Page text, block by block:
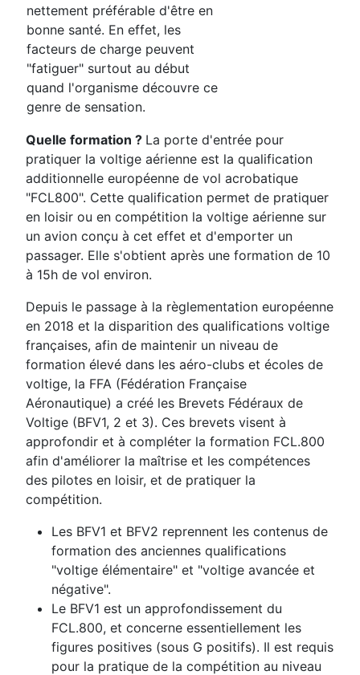
nettement préférable d'être en
bonne santé. En effet, les
facteurs de charge peuvent
"fatiguer" surtout au début
quand l'organisme découvre ce
genre de sensation.
Quelle formation ? La porte d'entrée pour
pratiquer la voltige aérienne est la qualification
additionnelle européenne de vol acrobatique
"FCL800". Cette qualification permet de pratiquer
en loisir ou en compétition la voltige aérienne sur
un avion conçu à cet effet et d'emporter un
passager. Elle s'obtient après une formation de 10
à 15h de vol environ.
Depuis le passage à la règlementation européenne
en 2018 et la disparition des qualifications voltige
françaises, afin de maintenir un niveau de
formation élevé dans les aéro-clubs et écoles de
voltige, la FFA (Fédération Française
Aéronautique) a créé les Brevets Fédéraux de
Voltige (BFV1, 2 et 3). Ces brevets visent à
approfondir et à compléter la formation FCL.800
afin d'améliorer la maîtrise et les compétences
des pilotes en loisir, et de pratiquer la
compétition.
Les BFV1 et BFV2 reprennent les contenus de
formation des anciennes qualifications
"voltige élémentaire" et "voltige avancée et
négative".
Le BFV1 est un approfondissement du
FCL.800, et concerne essentiellement les
figures positives (sous G positifs). Il est requis
pour la pratique de la compétition au niveau